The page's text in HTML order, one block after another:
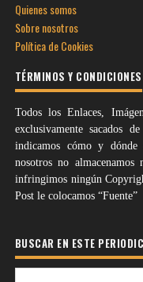
Quienes somos
Sobre nosotros
Política de Cookies
TÉRMINOS Y CONDICIONES
Todos los Enlaces,
exclusivamente sacados
indicamos cómo y dónde
nosotros no
infringimos ningún
Post le colocamos “Fuente”
BUSCAR EN ESTE